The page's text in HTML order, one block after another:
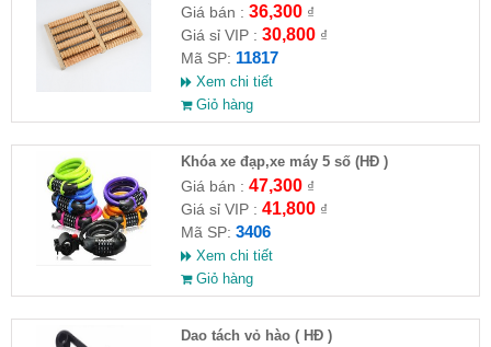
Giá bán : 36,300₫
Giá sỉ VIP : 30,800₫
Mã SP: 11817
Xem chi tiết
Giỏ hàng
Khóa xe đạp,xe máy 5 số (HĐ )
Giá bán : 47,300₫
Giá sỉ VIP : 41,800₫
Mã SP: 3406
Xem chi tiết
Giỏ hàng
Dao tách vỏ hào ( HĐ )